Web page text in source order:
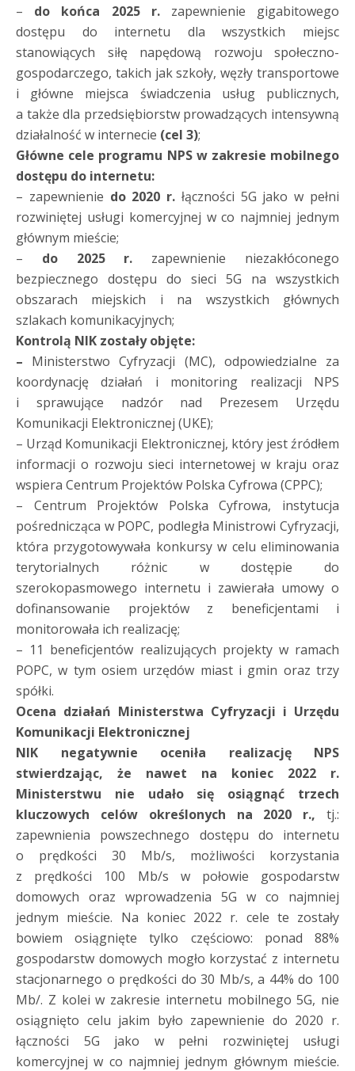
– do końca 2025 r.zapewnienie gigabitowego
dostępu do internetu dla wszystkich miejsc
stanowiących siłę napędową rozwoju społeczno-
gospodarczego, takich jak szkoły, węzły transportowe
i główne miejsca świadczenia usług publicznych,
a także dla przedsiębiorstw prowadzących intensywną
działalność w internecie (cel 3);
Główne cele programu NPS w zakresie mobilnego
dostępu do internetu:
– zapewnienie do 2020 r. łączności 5G jako w pełni
rozwiniętej usługi komercyjnej w co najmniej jednym
głównym mieście;
– do 2025 r. zapewnienie niezakłóconego
bezpiecznego dostępu do sieci 5G na wszystkich
obszarach miejskich i na wszystkich głównych
szlakach komunikacyjnych;
Kontrolą NIK zostały objęte:
– Ministerstwo Cyfryzacji (MC), odpowiedzialne za
koordynację działań i monitoring realizacji NPS
i sprawujące nadzór nad Prezesem Urzędu
Komunikacji Elektronicznej (UKE);
– Urząd Komunikacji Elektronicznej, który jest źródłem
informacji o rozwoju sieci internetowej w kraju oraz
wspiera Centrum Projektów Polska Cyfrowa (CPPC);
– Centrum Projektów Polska Cyfrowa, instytucja
pośrednicząca w POPC, podległa Ministrowi Cyfryzacji,
która przygotowywała konkursy w celu eliminowania
terytorialnych różnic w dostępie do
szerokopasmowego internetu i zawierała umowy o
dofinansowanie projektów z beneficjentami i
monitorowała ich realizację;
– 11 beneficjentów realizujących projekty w ramach
POPC, w tym osiem urzędów miast i gmin oraz trzy
spółki.
Ocena działań Ministerstwa Cyfryzacji i Urzędu
Komunikacji Elektronicznej
NIK negatywnie oceniła realizację NPS
stwierdzając, że nawet na koniec 2022 r.
Ministerstwu nie udało się osiągnąć trzech
kluczowych celów określonych na 2020 r., tj.:
zapewnienia powszechnego dostępu do internetu
o prędkości 30 Mb/s, możliwości korzystania
z prędkości 100 Mb/s w połowie gospodarstw
domowych oraz wprowadzenia 5G w co najmniej
jednym mieście. Na koniec 2022 r. cele te zostały
bowiem osiągnięte tylko częściowo: ponad 88%
gospodarstw domowych mogło korzystać z internetu
stacjonarnego o prędkości do 30 Mb/s, a 44% do 100
Mb/. Z kolei w zakresie internetu mobilnego 5G, nie
osiągnięto celu jakim było zapewnienie do 2020 r.
łączności 5G jako w pełni rozwiniętej usługi
komercyjnej w co najmniej jednym głównym mieście.